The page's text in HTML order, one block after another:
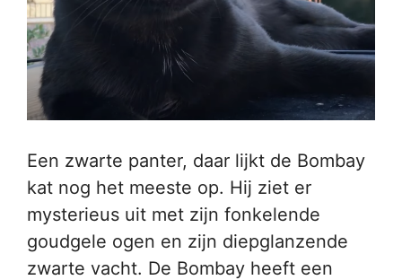
Een zwarte panter, daar lijkt de Bombay
kat nog het meeste op. Hij ziet er
mysterieus uit met zijn fonkelende
goudgele ogen en zijn diepglanzende
zwarte vacht. De Bombay heeft een